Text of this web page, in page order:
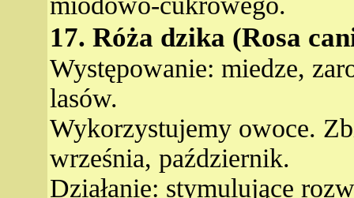
17. Róża dzika (Rosa
Występowanie: miedze,
lasów.
Wykorzystujemy owoce.
września, październik.
Działanie: stymulujące